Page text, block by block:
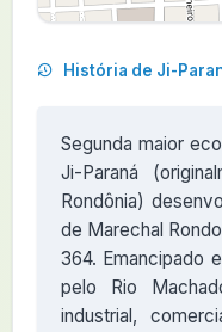
História de Ji-
Segunda maior
Ji-Paraná
Rondônia)
de Marechal
364. Emancipado
pelo Rio
industrial,